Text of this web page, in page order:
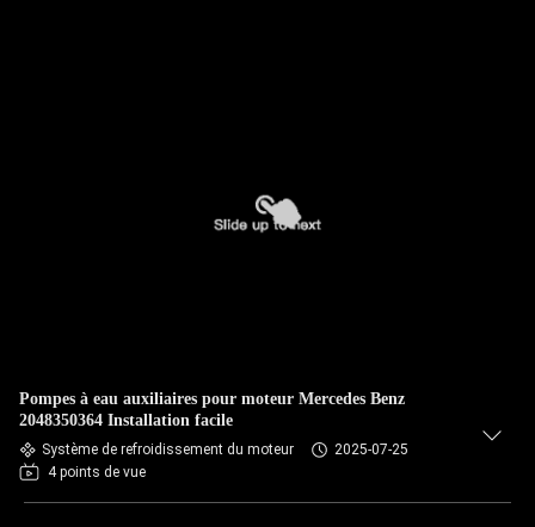
Pompes à eau auxiliaires pour moteur Mercedes Benz
2048350364 Installation facile
Système de refroidissement du moteur
2025-07-25
4 points de vue